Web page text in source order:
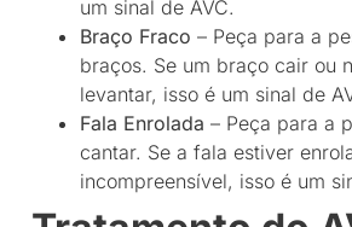
um sinal de AVC.
Braço Fraco – Peça para a
braços. Se um braço cair ou
levantar, isso é um sinal de
Fala Enrolada – Peça para a
cantar. Se a fala estiver
incompreensível, isso é um